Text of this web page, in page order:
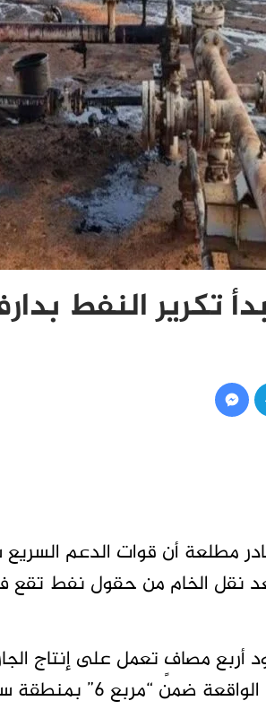
تكرير النفط
مطلعة أن قوات الدعم
نقل الخام من حقول نفط تقع
مصافٍ تعمل على إنتاج
سفيان في ولاية شرق دارفور.